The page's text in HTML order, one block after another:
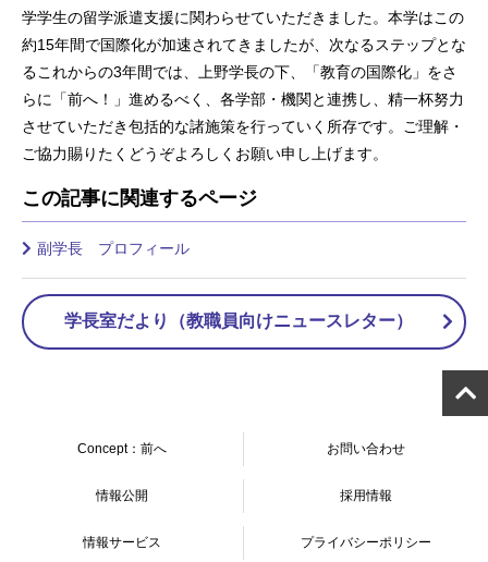
学学生の留学派遣支援に関わらせていただきました。本学はこの
約15年間で国際化が加速されてきましたが、次なるステップとな
るこれからの3年間では、上野学長の下、「教育の国際化」をさ
らに「前へ！」進めるべく、各学部・機関と連携し、精一杯努力
させていただき包括的な諸施策を行っていく所存です。ご理解・
ご協力賜りたくどうぞよろしくお願い申し上げます。
この記事に関連するページ
副学長 プロフィール
学長室だより（教職員向けニュースレター）
Concept：前へ お問い合わせ
情報公開 採用情報
情報サービス プライバシーポリシー